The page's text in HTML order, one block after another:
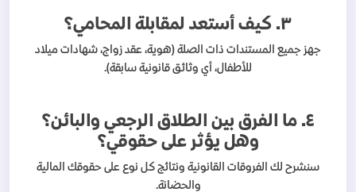
٣. كيف أستعد لمقابلة المحامي؟
جهز جميع المستندات ذات الصلة (هوية، عقد زواج، شهادات ميلاد
للأطفال، أي وثائق قانونية سابقة).
٤. ما الفرق بين الطلاق الرجعي والبائن؟
وهل يؤثر على حقوقي؟
سنشرح لك الفروقات القانونية ونتائج كل نوع على حقوقك المالية
والحضانة.